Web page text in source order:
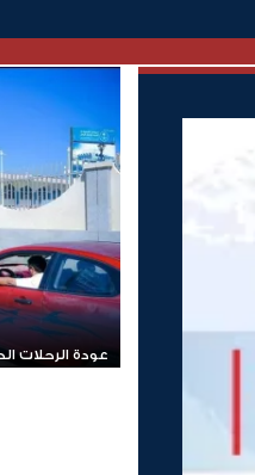
عودة الرحلات